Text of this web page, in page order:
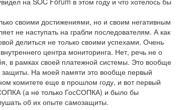
своими достижениями, но и своим негативным
не наступать на грабли последователям. А как
делиться не только своими успехами. Очень
центра мониторинга. Нет, речь не о
в рамках своей платежной системы. Это вообще
защиты. На моей памяти это вообще первый
комитете еще в прошлом году, и вот первый
(а не только ГосСОПКА) и было бы
об их опыте самозащиты.